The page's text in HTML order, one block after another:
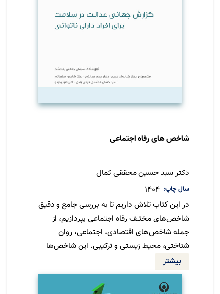
شاخص های رفاه اجتماعی
دکتر سید حسین محققی کمال
سال چاپ 1404
در این کتاب تلاش داریم تا به بررسی جامع و دقیق
شاخص‌های مختلف رفاه اجتماعی بپردازیم، از
جمله شاخص‌های اقتصادی، اجتماعی، روان
شناختی، محیط زیستی و ترکیبی. این شاخص‌ها
به ما کمک می‌کنند تا درک بهتری از کیفیت زندگی
افراد در یک جامعه داشته باشیم و بتوانیم نهادها
و سیاست‌گذاران را در طراحی و اجرای سیاست‌های
بیشتر